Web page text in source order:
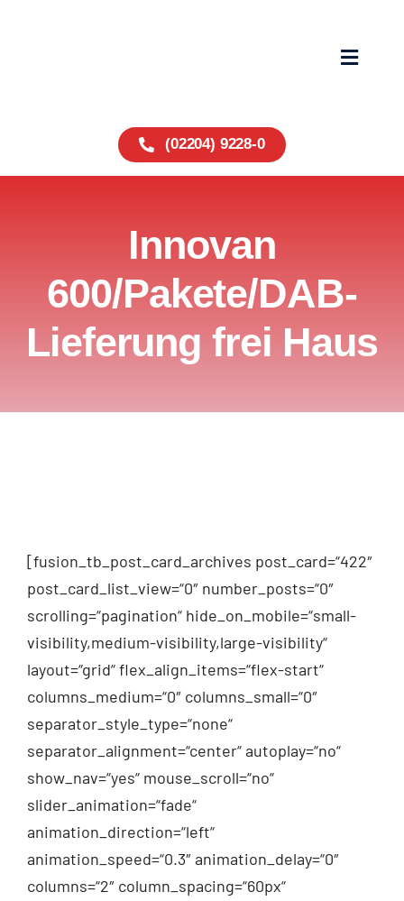
Toggle
Home
Fahrzeuge
Service
Über uns
Wohnmobile
(02204) 9228-0
Innovan
600/Pakete/DAB-
Lieferung frei Haus
[fusion_tb_post_card_archives post_card=“422″
post_card_list_view=“0″ number_posts=“0″
scrolling=“pagination“ hide_on_mobile=“small-
visibility,medium-visibility,large-visibility“
layout=“grid“ flex_align_items=“flex-start“
columns_medium=“0″ columns_small=“0″
separator_style_type=“none“
separator_alignment=“center“ autoplay=“no“
show_nav=“yes“ mouse_scroll=“no“
slider_animation=“fade“
animation_direction=“left“
animation_speed=“0.3″ animation_delay=“0″
columns=“2″ column_spacing=“60px“